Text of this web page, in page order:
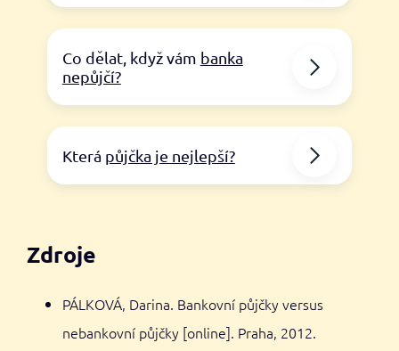
Co dělat, když vám banka
nepůjčí?
Která půjčka je nejlepší?
Zdroje
PÁLKOVÁ, Darina. Bankovní půjčky versus
nebankovní půjčky [online]. Praha, 2012.